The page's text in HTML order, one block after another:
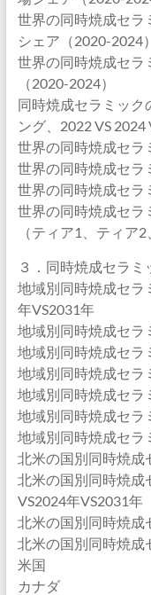
世界の同時焼成セラ
シェア（2020-2024）
世界の同時焼成セラ
（2020-2024）
同時焼成セラミック
ング、2022 VS 2024
世界の同時焼成セラ
世界の同時焼成セラ
世界の同時焼成セラ
世界の同時焼成セラ
（ティア1、ティア2
３．同時焼成セラ
地域別同時焼成セラ
年VS2031年
地域別同時焼成セラ
地域別同時焼成セラ
地域別同時焼成セラ
地域別同時焼成セラ
地域別同時焼成セラ
地域別同時焼成セラ
北米の国別同時焼成
北米の国別同時焼成
VS2024年VS2031年
北米の国別同時焼成
北米の国別同時焼成
米国
カナダ